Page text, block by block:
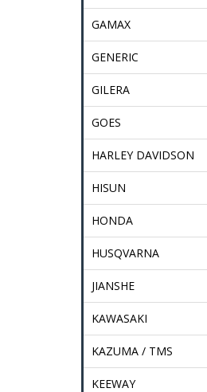
GAMAX
GENERIC
GILERA
GOES
HARLEY DAVIDSON
HISUN
HONDA
HUSQVARNA
JIANSHE
KAWASAKI
KAZUMA / TMS
KEEWAY